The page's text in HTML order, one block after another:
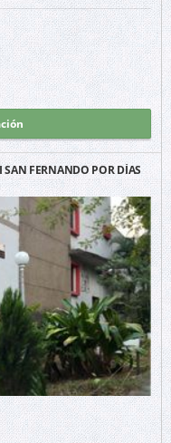
FERNANDO POR DÍAS